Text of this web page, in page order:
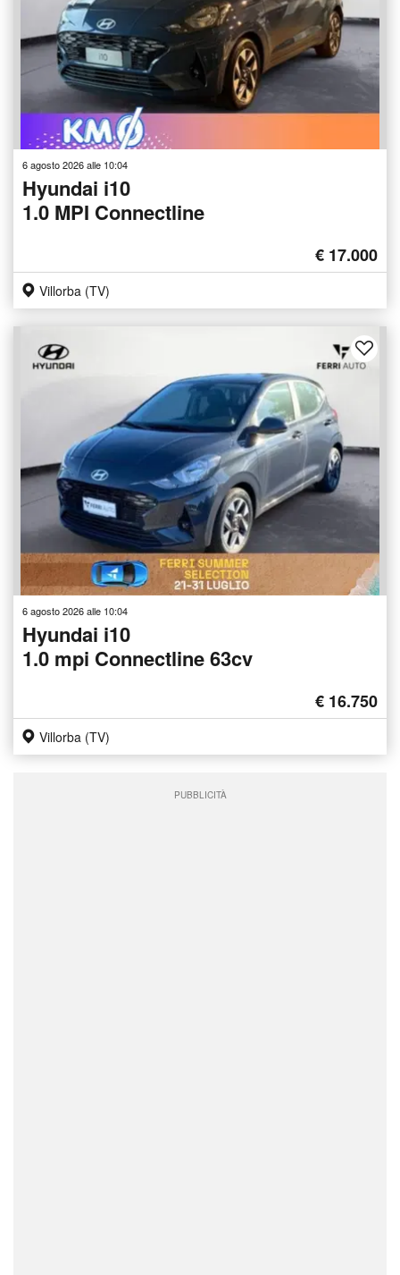
6 agosto 2026 alle 10:04
Hyundai i10
1.0 MPI Connectline
€ 17.000
Villorba (TV)
6 agosto 2026 alle 10:04
Hyundai i10
1.0 mpi Connectline 63cv
€ 16.750
Villorba (TV)
PUBBLICITÀ